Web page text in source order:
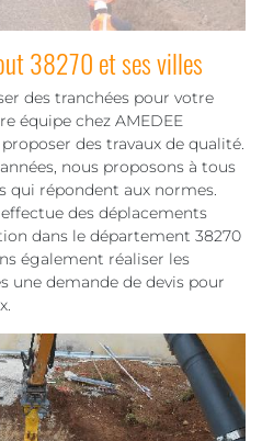
38270 et ses villes
des tranchées pour votre
équipe chez AMEDEE
des travaux de qualité.
nous proposons à tous
qui répondent aux normes.
des déplacements
dans le département 38270
également réaliser les
une demande de devis pour